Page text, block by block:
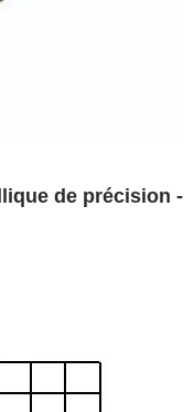
de précision -